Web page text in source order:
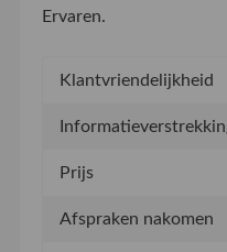
Ervaren.
Klantvriendelijkheid
Prijs
Afspraken nakomen